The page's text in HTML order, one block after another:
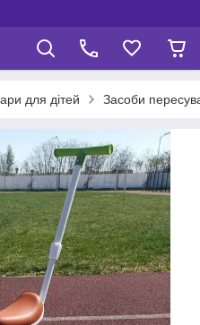
для дітей Засоби